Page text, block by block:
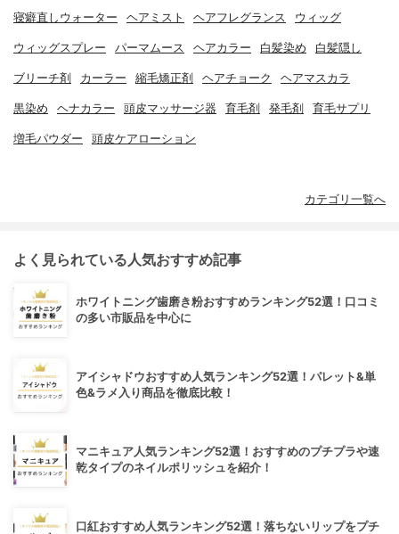
寝癖直しウォーター ヘアミスト ヘアフレグランス ウィッグ
ウィッグスプレー パーマムース ヘアカラー 白髪染め 白髪隠し
ブリーチ剤 カーラー 縮毛矯正剤 ヘアチョーク ヘアマスカラ
黒染め ヘナカラー 頭皮マッサージ器 育毛剤 発毛剤 育毛サプリ
増毛パウダー 頭皮ケアローション
カテゴリ一覧へ
よく見られている人気おすすめ記事
ホワイトニング歯磨き粉おすすめランキング52選！口コミ
の多い市販品を中心に
アイシャドウおすすめ人気ランキング52選！パレット&単
色&ラメ入り商品を徹底比較！
マニキュア人気ランキング52選！おすすめのプチプラや速
乾タイプのネイルポリッシュを紹介！
口紅おすすめ人気ランキング52選！落ちないリップをプチ